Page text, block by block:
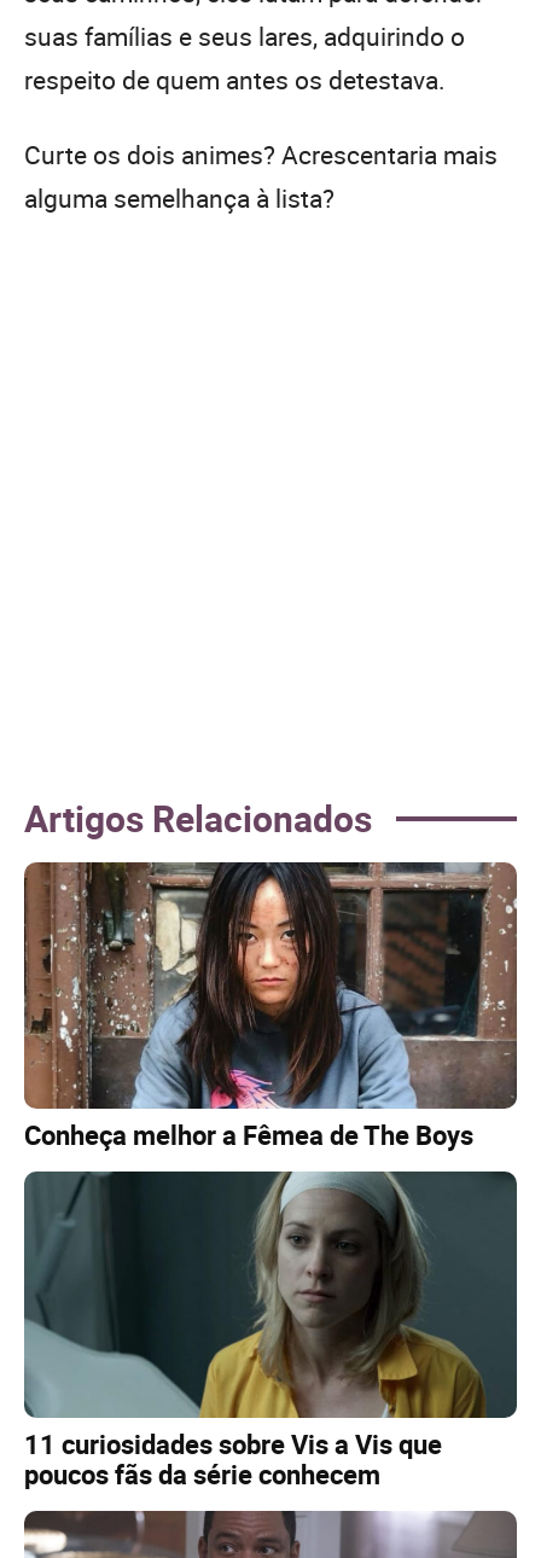
suas famílias e seus lares, adquirindo o
respeito de quem antes os detestava.
Curte os dois animes? Acrescentaria mais
alguma semelhança à lista?
Artigos Relacionados
Conheça melhor a Fêmea de The Boys
11 curiosidades sobre Vis a Vis que
poucos fãs da série conhecem